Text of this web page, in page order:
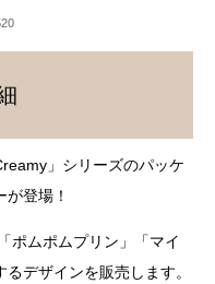
」シリーズのパッケ
登場！
ポムポムプリン」「マイ
デザインを販売します。